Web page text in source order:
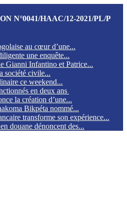
N°0041/HAAC/12-2021/PL/P
au cœur d’une...
une enquête...
Gianni Infantino et Patrice...
société civile...
ce weekend...
en deux ans
la création d’une...
Bikpéta nommé...
transforme son expérience...
douane dénoncent des...